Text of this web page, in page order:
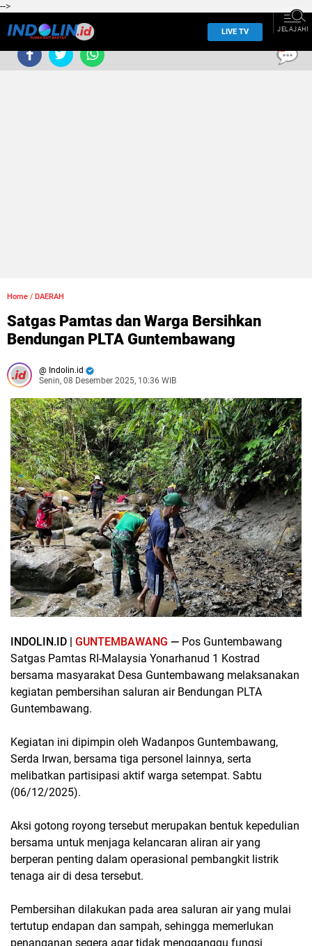
-->
LIVE TV JELAJAHI
Home / DAERAH
Satgas Pamtas dan Warga Bersihkan
Bendungan PLTA Guntembawang
Indolin.id
Senin, 08 Desember 2025, 10:36 WIB
INDOLIN.ID | GUNTEMBAWANG — Pos Guntembawang
Satgas Pamtas RI-Malaysia Yonarhanud 1 Kostrad
bersama masyarakat Desa Guntembawang melaksanakan
kegiatan pembersihan saluran air Bendungan PLTA
Guntembawang.
Kegiatan ini dipimpin oleh Wadanpos Guntembawang,
Serda Irwan, bersama tiga personel lainnya, serta
melibatkan partisipasi aktif warga setempat. Sabtu
(06/12/2025).
Aksi gotong royong tersebut merupakan bentuk kepedulian
bersama untuk menjaga kelancaran aliran air yang
berperan penting dalam operasional pembangkit listrik
tenaga air di desa tersebut.
Pembersihan dilakukan pada area saluran air yang mulai
tertutup endapan dan sampah, sehingga memerlukan
penanganan segera agar tidak mengganggu fungsi